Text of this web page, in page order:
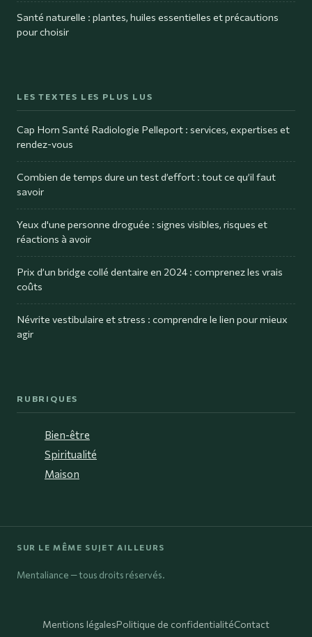
Santé naturelle : plantes, huiles essentielles et précautions
pour choisir
LES TEXTES LES PLUS LUS
Cap Horn Santé Radiologie Pelleport : services, expertises et
rendez-vous
Combien de temps dure un test d’effort : tout ce qu’il faut
savoir
Yeux d'une personne droguée : signes visibles, risques et
réactions à avoir
Prix d’un bridge collé dentaire en 2024 : comprenez les vrais
coûts
Névrite vestibulaire et stress : comprendre le lien pour mieux
agir
RUBRIQUES
Bien-être
Spiritualité
Maison
SUR LE MÊME SUJET AILLEURS
Mentaliance — tous droits réservés.
Mentions légalesPolitique de confidentialitéContact